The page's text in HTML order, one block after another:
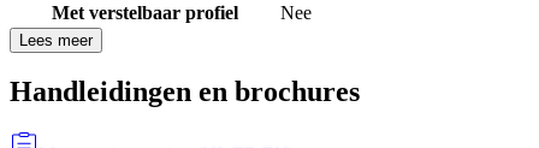
Met verstelbaar profiel
Nee
Lees meer
Handleidingen en brochures